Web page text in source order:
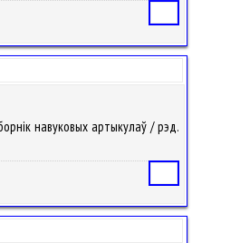
навуковых артыкулаў / рэд.